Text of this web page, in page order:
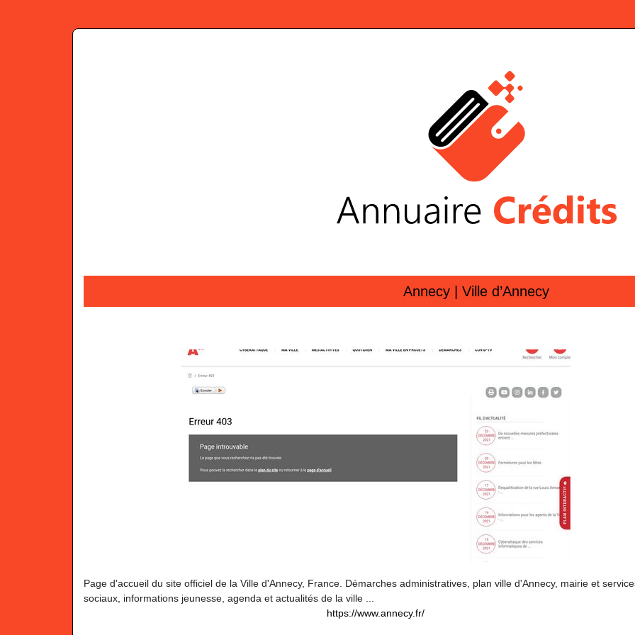
Annecy | Ville d’Annecy
Page d'accueil du site officiel de la Ville d'Annecy, France. Démarches administratives, plan ville d'Annecy, mairie et
sociaux, informations jeunesse, agenda et actualités de la ville ...
https://www.annecy.fr/